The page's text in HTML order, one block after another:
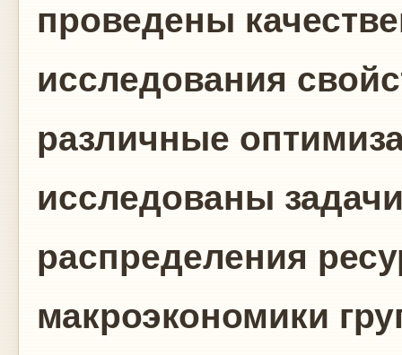
проведены
исследования
различные
исследованы
распределения
макроэкономики